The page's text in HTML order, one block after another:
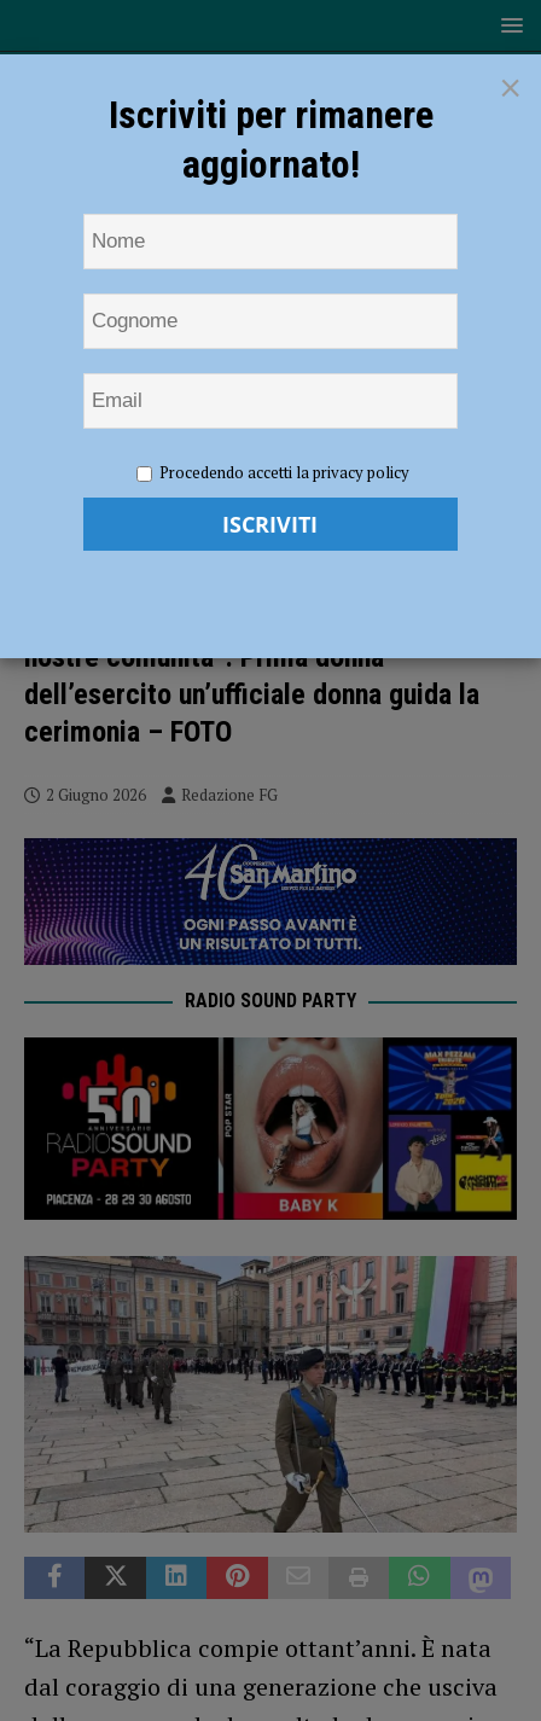
Repubblica: “Ottant’anni dopo, quei valori continuano a vivere nelle
nostre comunità”. Prima donna dell’esercito un’ufficiale donna guida la
nostre comunità”. Prima donna
dell’esercito un’ufficiale donna guida la
cerimonia – FOTO
2 Giugno 2026 Redazione FG
RADIO SOUND PARTY
“La Repubblica compie ottant’anni. È nata
dal coraggio di una generazione che usciva
×
Iscriviti per rimanere
aggiornato!
Procedendo accetti la privacy policy